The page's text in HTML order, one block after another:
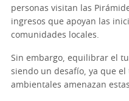
personas visitan las
ingresos que apoyan las
comunidades locales.
Sin embargo, equilibrar el
siendo un desafío, ya que
ambientales amenazan